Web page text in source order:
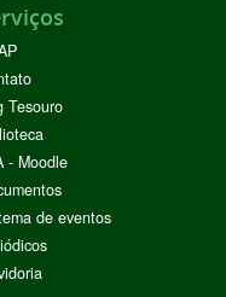
Tesouro
- Moodle
de eventos